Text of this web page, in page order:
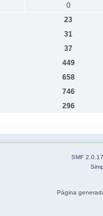
0
23
31
37
449
658
746
296
SMF 2.0.17
Página